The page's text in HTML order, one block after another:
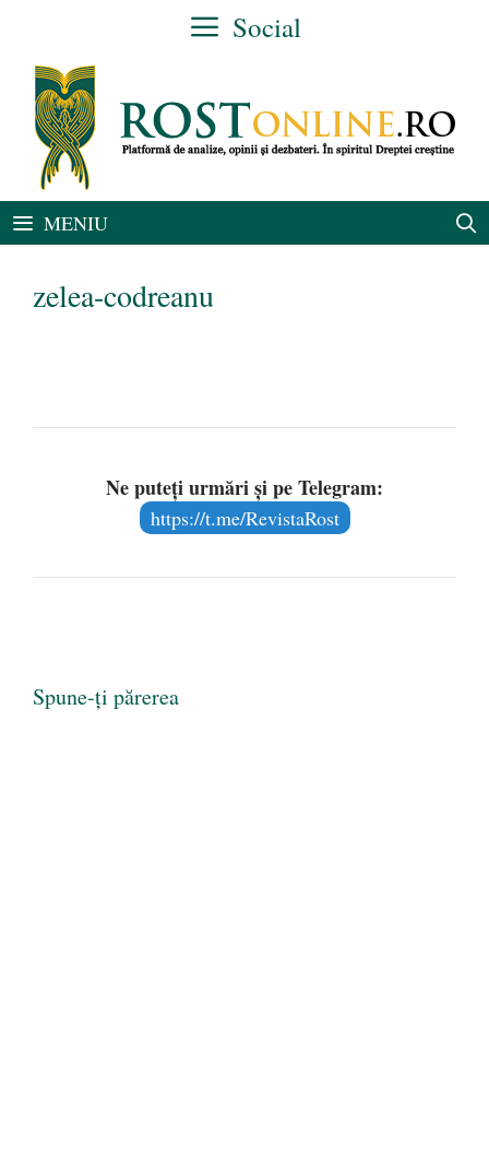
conținut
Social
MENIU
zelea-codreanu
Ne puteți urmări și pe Telegram:
https://t.me/RevistaRost
Spune-ți părerea